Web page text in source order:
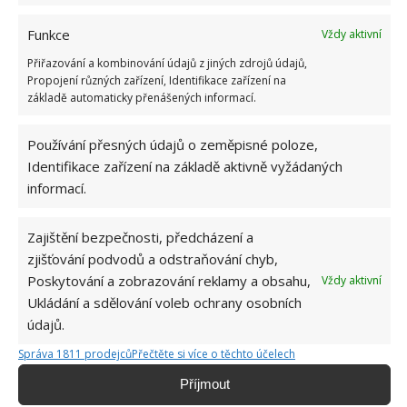
Funkce
Vždy aktivní
Přiřazování a kombinování údajů z jiných zdrojů údajů,
Propojení různých zařízení, Identifikace zařízení na
základě automaticky přenášených informací.
Používání přesných údajů o zeměpisné poloze,
Identifikace zařízení na základě aktivně vyžádaných
informací.
Zajištění bezpečnosti, předcházení a
zjišťování podvodů a odstraňování chyb,
Poskytování a zobrazování reklamy a obsahu,
Ukládání a sdělování voleb ochrany osobních
údajů.
Vždy aktivní
Správa 1811 prodejcůPřečtěte si více o těchto účelech
Příjmout
Takže sáhněte po ostrých nůžkách a pusťte se do
stříhání. Mezi jednotlivými výstřižky nezapomeňte vždy
otřít čepele. U hnědých nebo žlutých špiček odstraňte
ufiknout celý list, záleží, jak moc je list poškozen, a
také, o jakou rostlinu se jedná. Některým listům střih
nesvědčí. U zcela hnědých listů stříhejte co nejblíž
Na závěr: Já jsem měla takto hnědé listy avokáda.
Postupně jsem ostříhala téměř všechny listy a do půl
roku vypadá jako královna domácích rostlin s novými,
dole mokro. Test papírovou utěrkou odhalil problém a
ostříhání listů jen prospělo. Zalévat jsem začala